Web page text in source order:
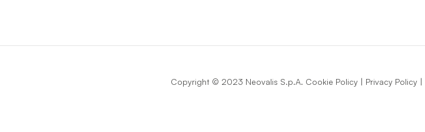
Copyright © 2023 Neovalis S.p.A. Cookie Policy| Privacy Policy|